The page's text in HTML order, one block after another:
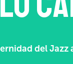
del